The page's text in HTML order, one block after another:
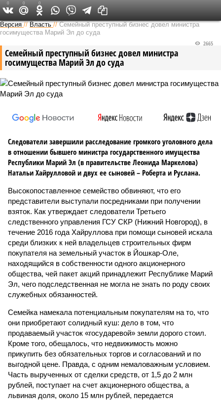
Версия в Чувашии
Версия //Власть //Семейный преступный бизнес довел министра
госимущества Марий Эл до суда
Семейный преступный бизнес довел министра
госимущества Марий Эл до суда
2665
Следователи завершили расследование громкого уголовного дела
в отношении бывшего министра государственного имущества
Республики Марий Эл (в правительстве Леонида Маркелова)
Натальи Хайрулловой и двух ее сыновей – Роберта и Руслана.
Высокопоставленное семейство обвиняют, что его
представители выступали посредниками при получении
взяток. Как утверждает следователи Третьего
следственного управления ГСУ СКР (Нижний Новгород), в
течение 2016 года Хайруллова при помощи сыновей искала
среди близких к ней владельцев строительных фирм
покупателя на земельный участок в Йошкар-Оле,
находящийся в собственности одного акционерного
общества, чей пакет акций принадлежит Республике Марий
Эл, чего подследственная не могла не знать по роду своих
служебных обязанностей.
Семейка намекала потенциальным покупателям на то, что
они приобретают солидный куш: дело в том, что
продаваемый участок «государевой» земли дорого стоил.
Кроме того, обещалось, что недвижимость можно
прикупить без обязательных торгов и согласований и по
выгодной цене. Правда, с одним немаловажным условием.
Часть вырученных от сделки средств, от 1,5 до 2 млн
рублей, поступает на счет акционерного общества, а
львиная доля, около 15 млн рублей, передается
0 0 0